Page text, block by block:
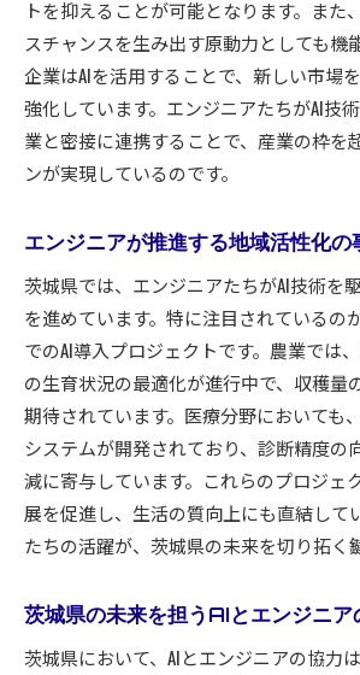
トを抑えることが可能となります。また
スチャンスを生み出す原動力としても機
企業はAIを活用することで、新しい市場
強化しています。エンジニアたちがAI技
業と密接に連携することで、産業の枠を
ンが実現しているのです。
エンジニアが推進する地域活性化の
茨城県では、エンジニアたちがAI技術を
を進めています。特に注目されているの
でのAI導入プロジェクトです。農業では
の生育状況の最適化が進行中で、収穫量
期待されています。医療分野においても
システムが開発されており、診断精度の
減に寄与しています。これらのプロジェ
展を促進し、生活の質向上にも直結して
たちの活躍が、茨城県の未来を切り拓く
茨城県の未来を担うAIとエンジニア
茨城県において、AIとエンジニアの協力